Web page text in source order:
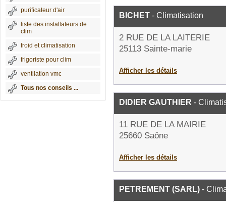
purificateur d'air
liste des installateurs de
clim
froid et climatisation
frigoriste pour clim
ventilation vmc
Tous nos conseils ...
BICHET - Climatisation
2 RUE DE LA LAITERIE
25113 Sainte-marie
Afficher les détails
DIDIER GAUTHIER -
11 RUE DE LA MAIRIE
25660 Saône
Afficher les détails
PETREMENT (SARL) -